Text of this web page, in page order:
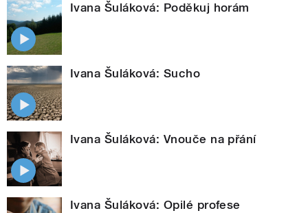
Ivana Šuláková: Poděkuj horám
Ivana Šuláková: Sucho
Ivana Šuláková: Vnouče na přání
Ivana Šuláková: Opilé profese